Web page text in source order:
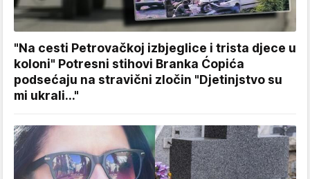
"Na cesti Petrovačkoj izbjeglice i trista djece u
koloni" Potresni stihovi Branka Ćopića
podsećaju na stravični zločin "Djetinjstvo su
mi ukrali..."